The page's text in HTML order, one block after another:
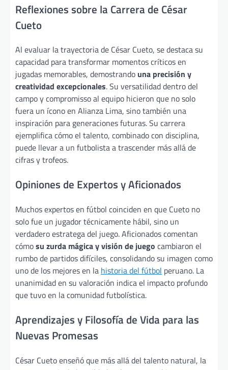
Reflexiones sobre la Carrera de César
Cueto
Al evaluar la trayectoria de César Cueto, se destaca su
capacidad para transformar momentos críticos en
jugadas memorables, demostrando una precisión y
creatividad excepcionales. Su versatilidad dentro del
campo y compromisso al equipo hicieron que no solo
fuera un ícono en Alianza Lima, sino también una
inspiración para generaciones futuras. Su carrera
ejemplifica cómo el talento, combinado con disciplina,
puede llevar a un futbolista a trascender más allá de
cifras y trofeos.
Opiniones de Expertos y Aficionados
Muchos expertos en fútbol coinciden en que Cueto no
solo fue un jugador técnicamente hábil, sino un
verdadero estratega del juego. Aficionados comentan
cómosu zurda mágica y visión de juego cambiaron el
rumbo de partidos difíciles, consolidando su imagen como
uno de los mejores en la historia del fútbol peruano. La
unanimidad en su valoración indica el impacto profundo
que tuvo en la comunidad futbolística.
Aprendizajes y Filosofía de Vida para las
Nuevas Promesas
César Cueto enseñó que más allá del talento natural, la